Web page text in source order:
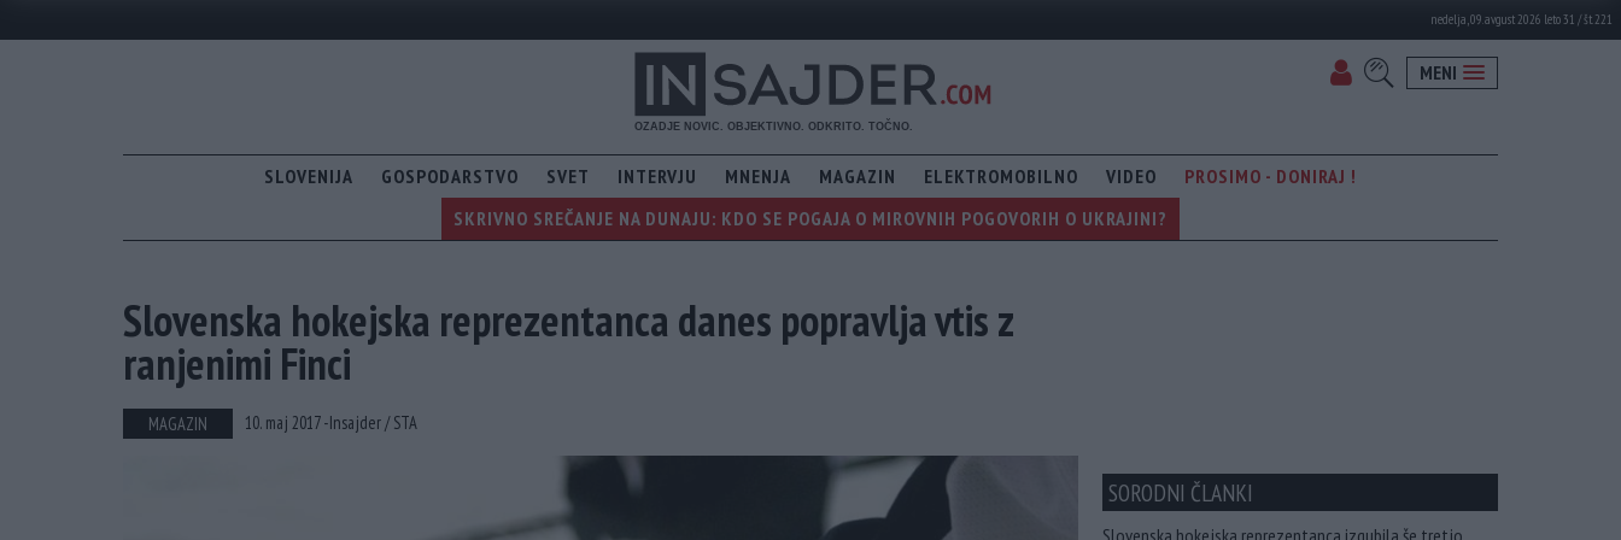
nedelja, 09. avgust 2026 leto 31 / št. 221
MENI
SLOVENIJA GOSPODARSTVO SVET INTERVJU MNENJA MAGAZIN ELEKTROMOBILNO VIDEO
PROSIMO - DONIRAJ !
SKRIVNO SREČANJE NA DUNAJU: KDO SE POGAJA O MIROVNIH POGOVORIH O UKRAJINI?
Slovenska hokejska reprezentanca danes popravlja vtis z
ranjenimi Finci
MAGAZIN 10. maj 2017 -Insajder /STA
SORODNI ČLANKI